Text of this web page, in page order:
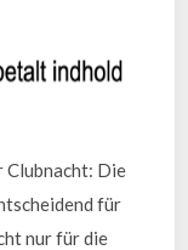
Clubnacht: Die
für
nur für die